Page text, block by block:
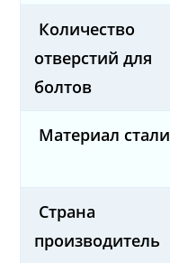
Количество
отверстий для
болтов
Материал стали
Страна
производитель